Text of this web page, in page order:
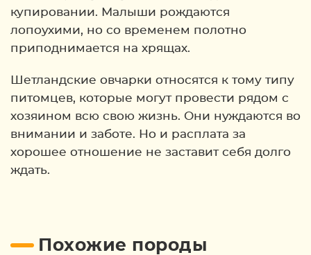
купировании. Малыши рождаются
лопоухими, но со временем полотно
приподнимается на хрящах.
Шетландские овчарки относятся к тому типу
питомцев, которые могут провести рядом с
хозяином всю свою жизнь. Они нуждаются во
внимании и заботе. Но и расплата за
хорошее отношение не заставит себя долго
ждать.
Похожие породы